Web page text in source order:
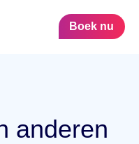
Boek nu
anderen